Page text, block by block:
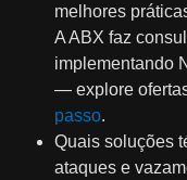
melhores
A ABX faz
implementando
— explore
passo.
Quais soluções
ataques e